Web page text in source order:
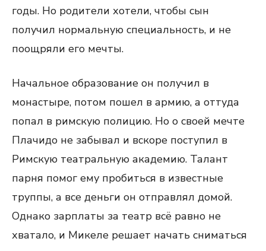
годы. Но родители хотели, чтобы сын
получил нормальную специальность, и не
поощряли его мечты.
Начальное образование он получил в
монастыре, потом пошел в армию, а оттуда
попал в римскую полицию. Но о своей мечте
Плачидо не забывал и вскоре поступил в
Римскую театральную академию. Талант
парня помог ему пробиться в известные
труппы, а все деньги он отправлял домой.
Однако зарплаты за театр всё равно не
хватало, и Микеле решает начать сниматься